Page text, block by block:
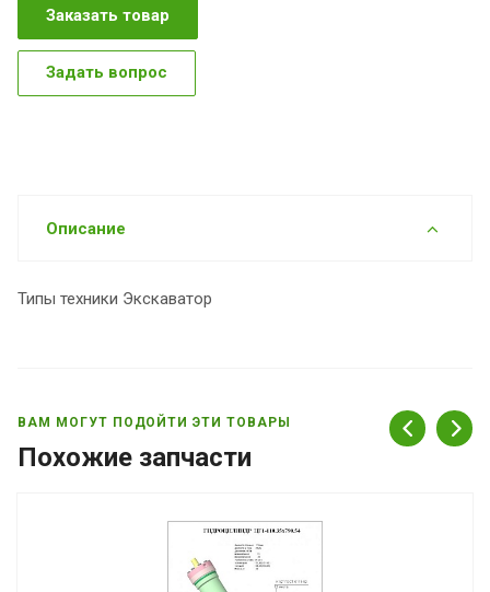
Заказать товар
Задать вопрос
Описание
Типы техники Экскаватор
ВАМ МОГУТ ПОДОЙТИ ЭТИ ТОВАРЫ
Похожие запчасти